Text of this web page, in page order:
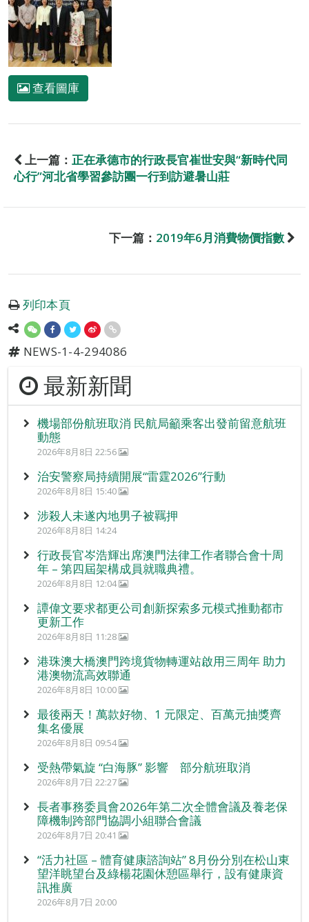
查看圖庫
上一篇： 正在承德市的行政長官崔世安與“新時代同
心行”河北省學習參訪團一行到訪避暑山莊
下一篇： 2019年6月消費物價指數
列印本頁
NEWS-1-4-294086
最新新聞
機場部份航班取消 民航局籲乘客出發前留意航班
動態
2026年8月8日 22:56
治安警察局持續開展“雷霆2026”行動
2026年8月8日 15:40
涉殺人未遂內地男子被羈押
2026年8月8日 14:24
行政長官岑浩輝出席澳門法律工作者聯合會十周
年 – 第四屆架構成員就職典禮。
2026年8月8日 12:04
譚偉文要求都更公司創新探索多元模式推動都市
更新工作
2026年8月8日 11:28
港珠澳大橋澳門跨境貨物轉運站啟用三周年 助力
港澳物流高效聯通
2026年8月8日 10:00
最後兩天！萬款好物、1 元限定、百萬元抽獎齊
集名優展
2026年8月8日 09:54
受熱帶氣旋 “白海豚” 影響 部分航班取消
2026年8月7日 22:27
長者事務委員會2026年第二次全體會議及養老保
障機制跨部門協調小組聯合會議
2026年8月7日 20:41
“活力社區 – 體育健康諮詢站” 8月份分別在松山東
望洋眺望台及綠楊花園休憩區舉行，設有健康資
訊推廣
2026年8月7日 20:00